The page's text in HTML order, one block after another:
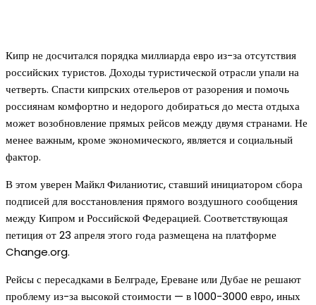
Кипр не досчитался порядка миллиарда евро из-за отсутствия
российских туристов. Доходы туристической отрасли упали на
четверть. Спасти кипрских отельеров от разорения и помочь
россиянам комфортно и недорого добираться до места отдыха
может возобновление прямых рейсов между двумя странами. Не
менее важным, кроме экономического, является и социальный
фактор.
В этом уверен Майкл Филаниотис, ставший инициатором сбора
подписей для восстановления прямого воздушного сообщения
между Кипром и Российской Федерацией. Соответствующая
петиция от 23 апреля этого года размещена на платформе
Change.org.
Рейсы с пересадками в Белграде, Ереване или Дубае не решают
проблему из-за высокой стоимости — в 1000-3000 евро, иных